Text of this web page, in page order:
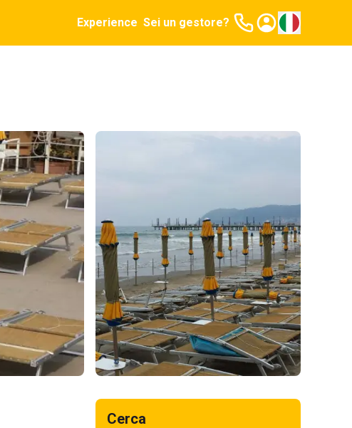
Experience Sei un gestore?
Cerca